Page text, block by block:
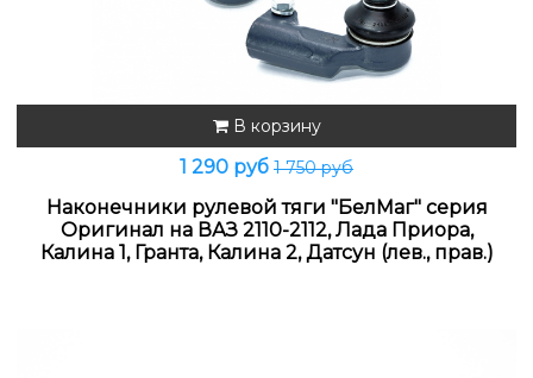
В корзину
1 290 руб 1 750 руб
Наконечники рулевой тяги "БелМаг" серия
Оригинал на ВАЗ 2110-2112, Лада Приора,
Калина 1, Гранта, Калина 2, Датсун (лев., прав.)